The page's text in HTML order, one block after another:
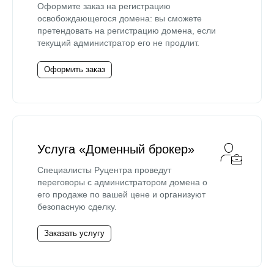
Оформите заказ на регистрацию
освобождающегося домена: вы сможете
претендовать на регистрацию домена, если
текущий администратор его не продлит.
Оформить заказ
Услуга «Доменный брокер»
Специалисты Руцентра проведут
переговоры с администратором домена о
его продаже по вашей цене и организуют
безопасную сделку.
Заказать услугу